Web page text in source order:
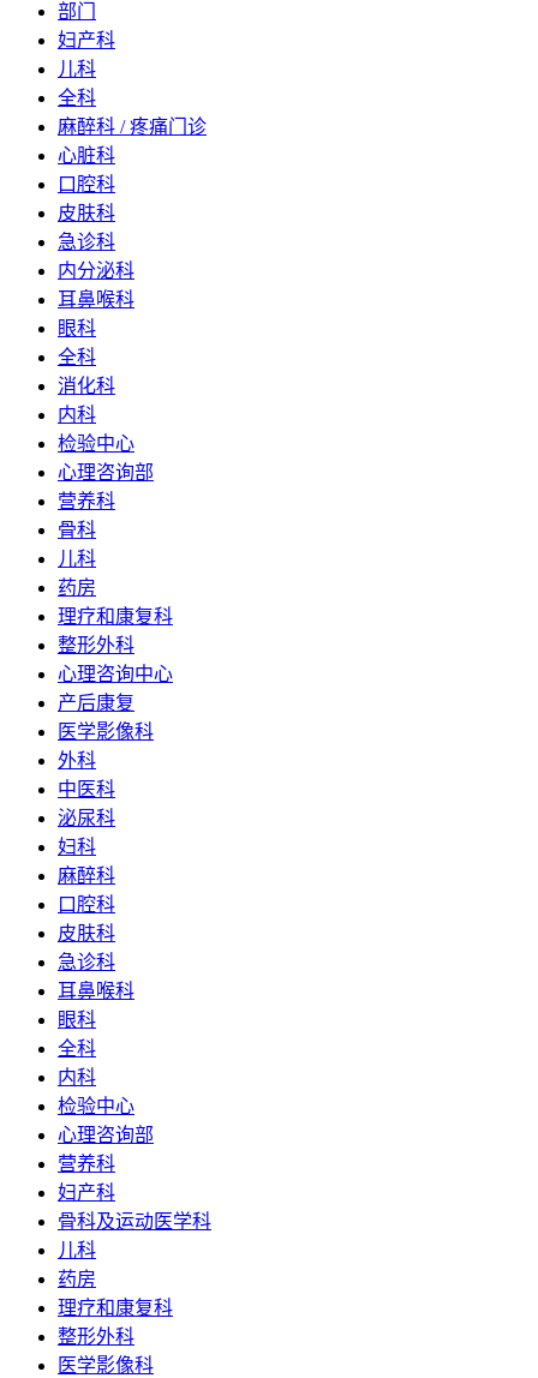
部门
妇产科
儿科
全科
麻醉科 / 疼痛门诊
心脏科
口腔科
皮肤科
急诊科
内分泌科
耳鼻喉科
眼科
全科
消化科
内科
检验中心
心理咨询部
营养科
骨科
儿科
药房
理疗和康复科
整形外科
心理咨询中心
产后康复
医学影像科
外科
中医科
泌尿科
妇科
麻醉科
口腔科
皮肤科
急诊科
耳鼻喉科
眼科
全科
内科
检验中心
心理咨询部
营养科
妇产科
骨科及运动医学科
儿科
药房
理疗和康复科
整形外科
医学影像科